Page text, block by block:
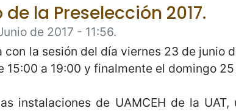
la Preselección 2017.
de 2017 - 11:56.
la sesión del día viernes 23 de junio
15:00 a 19:00 y finalmente el domingo
instalaciones de UAMCEH de la